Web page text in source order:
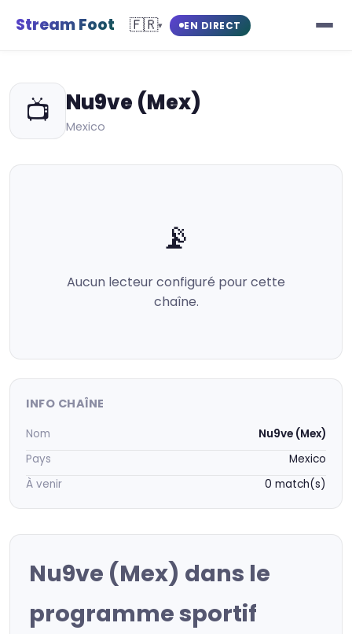
Stream Foot 🇫🇷▾ EN DIRECT
📺 Nu9ve (Mex)
Mexico
📡
Aucun lecteur configuré pour cette
chaîne.
INFO CHAÎNE
Nom
Nu9ve (Mex)
Pays
Mexico
À venir
0 match(s)
Nu9ve (Mex) dans le
programme sportif